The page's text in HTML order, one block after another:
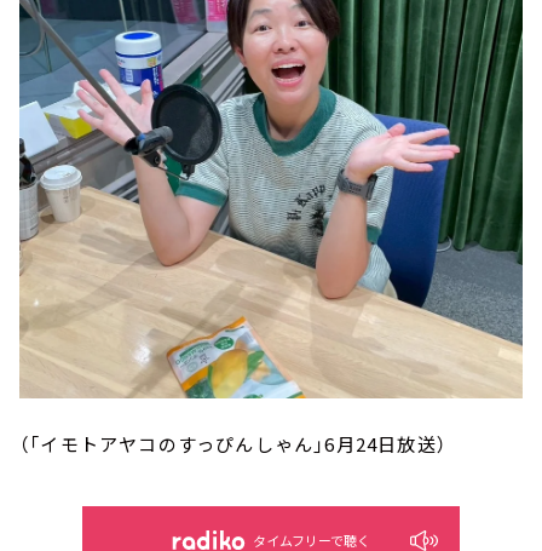
（「イモトアヤコのすっぴんしゃん」6月24日放送）
タイムフリーで聴く